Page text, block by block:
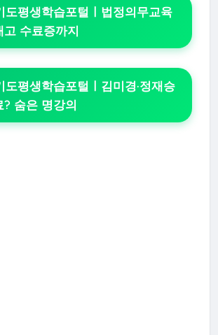
도평생학습포털ㅣ법정의무교육
고 수료증까지
도평생학습포털ㅣ김미경·정재승
? 숨은 명강의